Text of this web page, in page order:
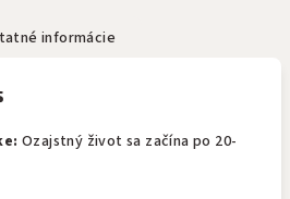
informácie
Ozajstný život sa začína po 20-